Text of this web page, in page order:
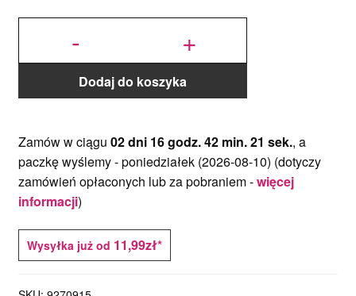
-
ilość
- Decora +
Dodaj do koszyka
Zamów w ciągu 02 dni 16 godz. 42 min. 21 sek., a
paczkę wyślemy -poniedziałek (2026-08-10) (dotyczy
zamówień opłaconych lub za pobraniem -więcej
informacji)
Wysyłka już od 11,99zł*